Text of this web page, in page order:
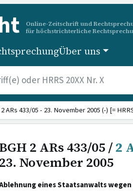
Online-Zeitschrift und
für höchstrichterliche
Über uns
ARs 433/05 - 23. November 2005 (-) [=
2 ARs 433/05 /2
23. November 2005
eines Staatsanwalts